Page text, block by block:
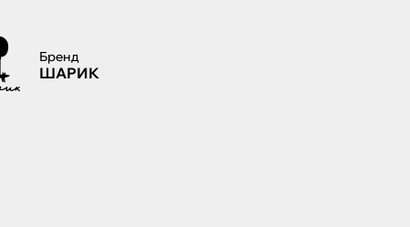
Бренд
ШАРИК